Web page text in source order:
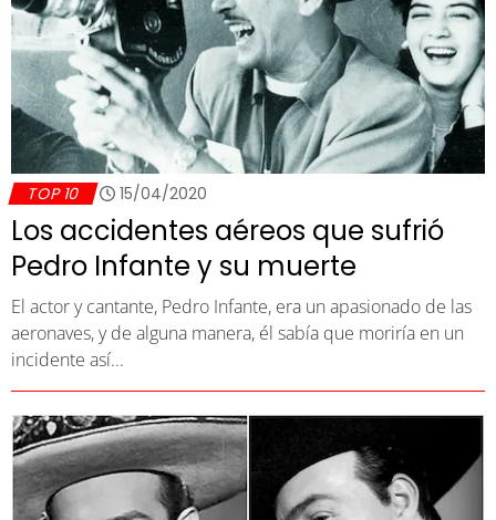
TOP 10 15/04/2020
Los accidentes aéreos que sufrió
Pedro Infante y su muerte
El actor y cantante, Pedro Infante, era un apasionado de las
aeronaves, y de alguna manera, él sabía que moriría en un
incidente así...